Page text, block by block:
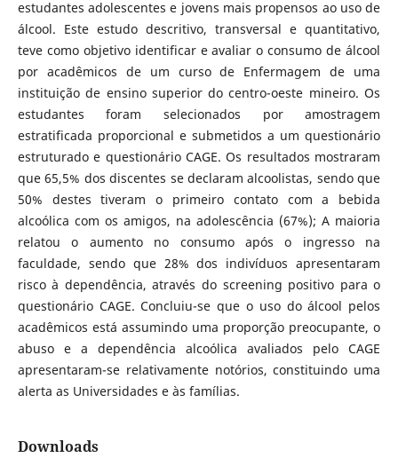
estudantes adolescentes e jovens mais propensos ao uso de
álcool. Este estudo descritivo, transversal e quantitativo,
teve como objetivo identificar e avaliar o consumo de álcool
por acadêmicos de um curso de Enfermagem de uma
instituição de ensino superior do centro-oeste mineiro. Os
estudantes foram selecionados por amostragem
estratificada proporcional e submetidos a um questionário
estruturado e questionário CAGE. Os resultados mostraram
que 65,5% dos discentes se declaram alcoolistas, sendo que
50% destes tiveram o primeiro contato com a bebida
alcoólica com os amigos, na adolescência (67%); A maioria
relatou o aumento no consumo após o ingresso na
faculdade, sendo que 28% dos indivíduos apresentaram
risco à dependência, através do screening positivo para o
questionário CAGE. Concluiu-se que o uso do álcool pelos
acadêmicos está assumindo uma proporção preocupante, o
abuso e a dependência alcoólica avaliados pelo CAGE
apresentaram-se relativamente notórios, constituindo uma
alerta as Universidades e às famílias.
Downloads